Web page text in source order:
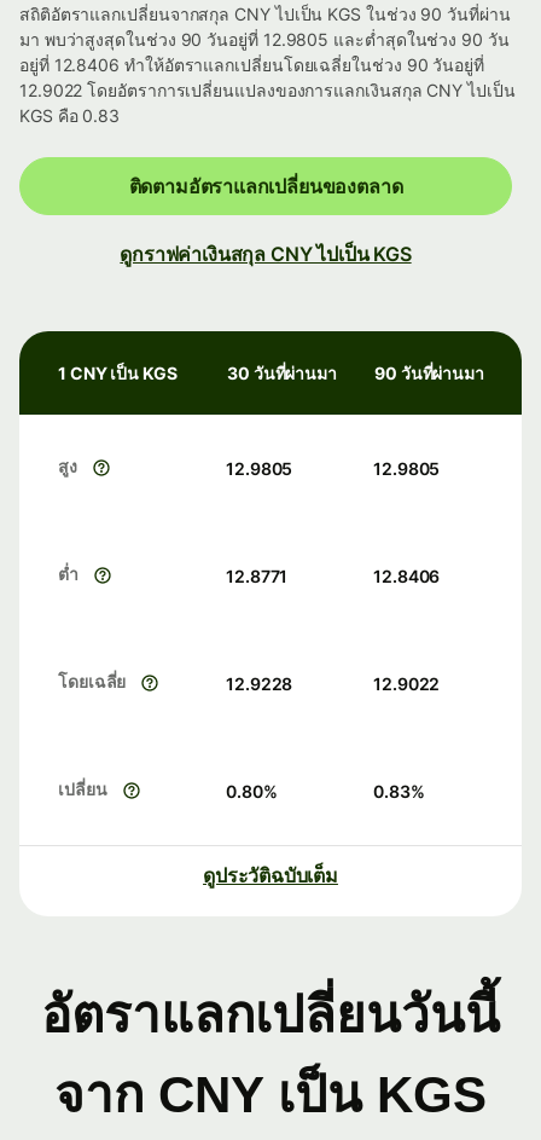
สถิติอัตราแลกเปลี่ยนจากสกุล CNY ไปเป็น KGS ในช่วง 90 วันที่ผ่าน
มา พบว่าสูงสุดในช่วง 90 วันอยู่ที่ 12.9805 และต่ำสุดในช่วง 90 วัน
อยู่ที่ 12.8406 ทำให้อัตราแลกเปลี่ยนโดยเฉลี่ยในช่วง 90 วันอยู่ที่
12.9022 โดยอัตราการเปลี่ยนแปลงของการแลกเงินสกุล CNY ไปเป็น
KGS คือ 0.83
ติดตามอัตราแลกเปลี่ยนของตลาด
ดูกราฟค่าเงินสกุล CNY ไปเป็น KGS
1 CNY เป็น KGS 30 วันที่ผ่านมา 90 วันที่ผ่านมา
สูง 12.9805 12.9805
ต่ำ 12.8771 12.8406
โดยเฉลี่ย 12.9228 12.9022
เปลี่ยน 0.80% 0.83%
ดูประวัติฉบับเต็ม
อัตราแลกเปลี่ยนวันนี้
จาก CNY เป็น KGS